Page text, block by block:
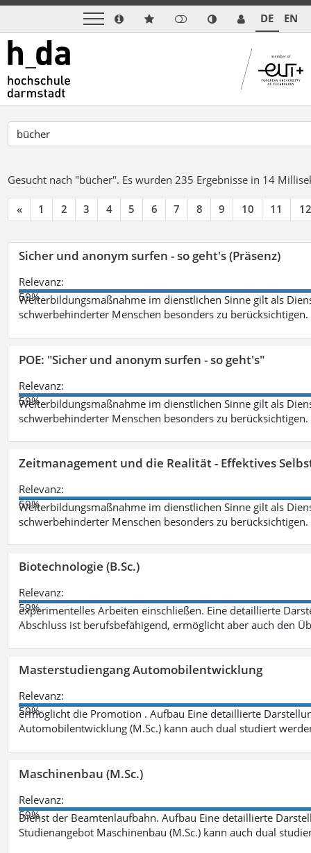
DE EN
Gesucht nach "bücher". Es wurden 235 Ergebnisse in 14
« 1 2 3 4 5 6 7 8 9 10 11 12
Sicher und anonym surfen - so geht's (Präsenz)
Relevanz:
59%
Weiterbildungsmaßnahme im dienstlichen Sinne gilt als
schwerbehinderter Menschen besonders zu berücksichtigen.
POE: "Sicher und anonym surfen - so geht's"
Relevanz:
59%
Weiterbildungsmaßnahme im dienstlichen Sinne gilt als
schwerbehinderter Menschen besonders zu berücksichtigen.
Zeitmanagement und die Realität - Effektives
Relevanz:
59%
Weiterbildungsmaßnahme im dienstlichen Sinne gilt als
schwerbehinderter Menschen besonders zu berücksichtigen.
Biotechnologie (B.Sc.)
Relevanz:
59%
experimentelles Arbeiten einschließen. Eine detaillierte
Abschluss ist berufsbefähigend, ermöglicht aber auch den
Masterstudiengang Automobilentwicklung
Relevanz:
59%
ermöglicht die Promotion . Aufbau Eine detaillierte
Automobilentwicklung (M.Sc.) kann auch dual studiert
Maschinenbau (M.Sc.)
Relevanz:
59%
Dienst der Beamtenlaufbahn. Aufbau Eine detaillierte
Studienangebot Maschinenbau (M.Sc.) kann auch dual